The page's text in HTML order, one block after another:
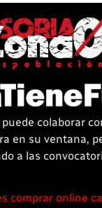
colaborar
en su ventana,
a las
comprar online